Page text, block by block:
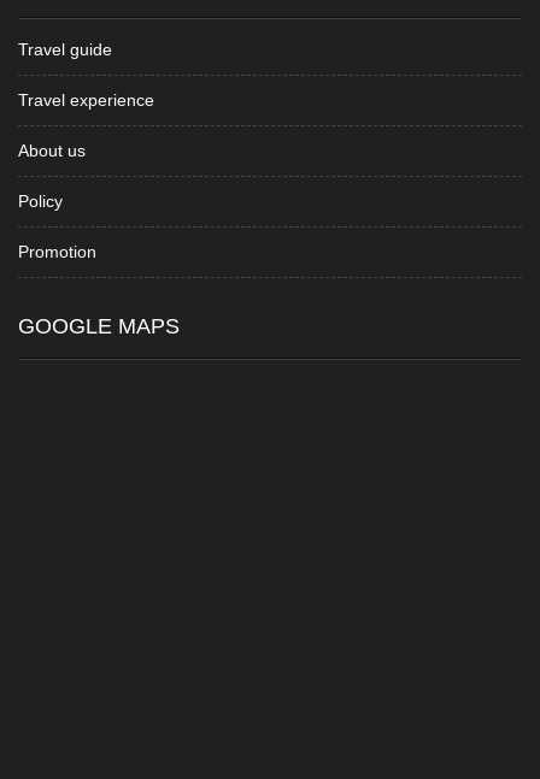
Travel guide
Travel experience
About us
Policy
Promotion
GOOGLE MAPS